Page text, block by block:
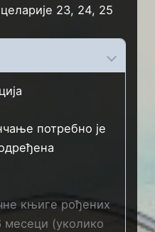
23, 24, 25
потребно је
књиге рођених
месеци (уколико